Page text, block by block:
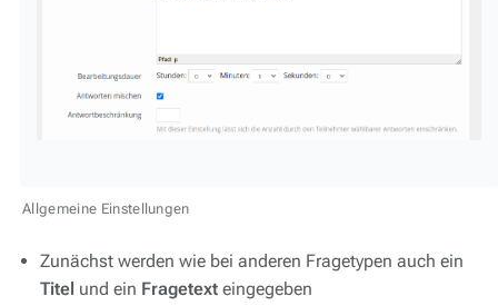
Allgemeine Einstellungen
Zunächst werden wie bei anderen Fragetypen auch ein
Titel und ein Fragetext eingegeben